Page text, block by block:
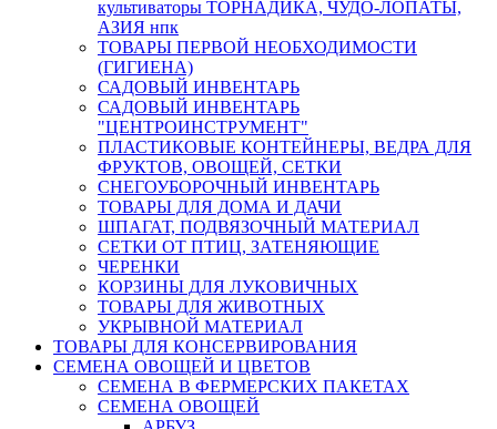
культиваторы ТОРНАДИКА, ЧУДО-ЛОПАТЫ,
АЗИЯ нпк
ТОВАРЫ ПЕРВОЙ НЕОБХОДИМОСТИ
(ГИГИЕНА)
САДОВЫЙ ИНВЕНТАРЬ
САДОВЫЙ ИНВЕНТАРЬ
"ЦЕНТРОИНСТРУМЕНТ"
ПЛАСТИКОВЫЕ КОНТЕЙНЕРЫ, ВЕДРА ДЛЯ
ФРУКТОВ, ОВОЩЕЙ, СЕТКИ
СНЕГОУБОРОЧНЫЙ ИНВЕНТАРЬ
ТОВАРЫ ДЛЯ ДОМА И ДАЧИ
ШПАГАТ, ПОДВЯЗОЧНЫЙ МАТЕРИАЛ
СЕТКИ ОТ ПТИЦ, ЗАТЕНЯЮЩИЕ
ЧЕРЕНКИ
КОРЗИНЫ ДЛЯ ЛУКОВИЧНЫХ
ТОВАРЫ ДЛЯ ЖИВОТНЫХ
УКРЫВНОЙ МАТЕРИАЛ
ТОВАРЫ ДЛЯ КОНСЕРВИРОВАНИЯ
СЕМЕНА ОВОЩЕЙ И ЦВЕТОВ
СЕМЕНА В ФЕРМЕРСКИХ ПАКЕТАХ
СЕМЕНА ОВОЩЕЙ